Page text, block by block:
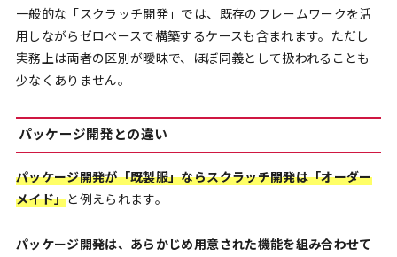
一般的な「スクラッチ開発」では、既存のフレームワークを活
用しながらゼロベースで構築するケースも含まれます。ただし
実務上は両者の区別が曖昧で、ほぼ同義として扱われることも
少なくありません。
パッケージ開発との違い
パッケージ開発が「既製服」ならスクラッチ開発は「オーダー
メイド」と例えられます。
パッケージ開発は、あらかじめ用意された機能を組み合わせて